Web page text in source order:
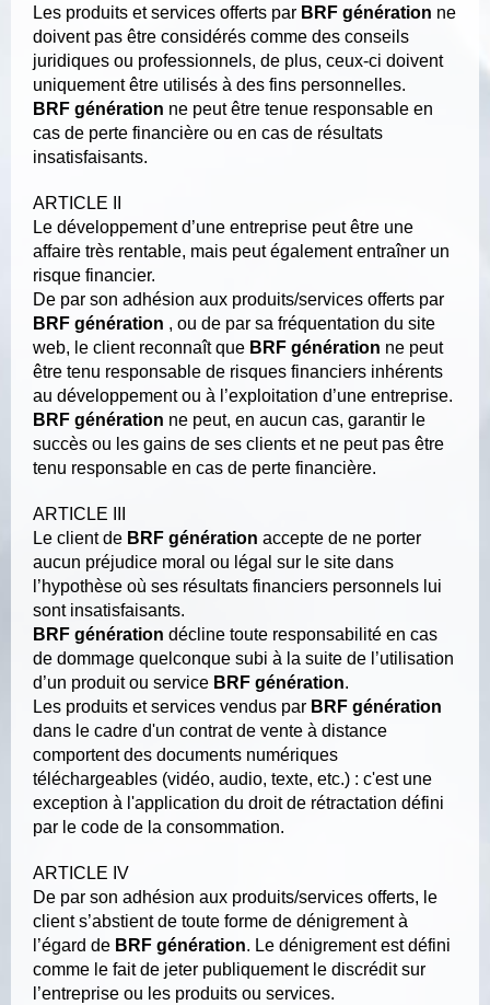
Les produits et services offerts par BRF génération ne
doivent pas être considérés comme des conseils
juridiques ou professionnels, de plus, ceux-ci doivent
uniquement être utilisés à des fins personnelles.
BRF génération ne peut être tenue responsable en
cas de perte financière ou en cas de résultats
insatisfaisants.
ARTICLE II
Le développement d’une entreprise peut être une
affaire très rentable, mais peut également entraîner un
risque financier.
De par son adhésion aux produits/services offerts par
BRF génération , ou de par sa fréquentation du site
web, le client reconnaît que BRF génération ne peut
être tenu responsable de risques financiers inhérents
au développement ou à l’exploitation d’une entreprise.
BRF génération ne peut, en aucun cas, garantir le
succès ou les gains de ses clients et ne peut pas être
tenu responsable en cas de perte financière.
ARTICLE III
Le client de BRF génération accepte de ne porter
aucun préjudice moral ou légal sur le site dans
l’hypothèse où ses résultats financiers personnels lui
sont insatisfaisants.
BRF génération décline toute responsabilité en cas
de dommage quelconque subi à la suite de l’utilisation
d’un produit ou service BRF génération.
Les produits et services vendus par BRF génération
dans le cadre d'un contrat de vente à distance
comportent des documents numériques
téléchargeables (vidéo, audio, texte, etc.) : c'est une
exception à l'application du droit de rétractation défini
par le code de la consommation.
ARTICLE IV
De par son adhésion aux produits/services offerts, le
client s’abstient de toute forme de dénigrement à
l’égard de BRF génération. Le dénigrement est défini
comme le fait de jeter publiquement le discrédit sur
l’entreprise ou les produits ou services.